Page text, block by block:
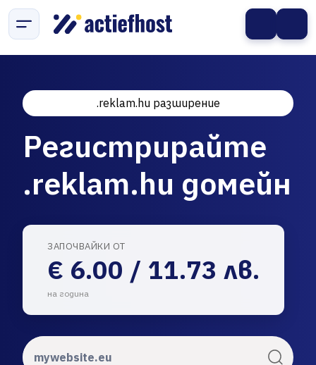
.reklam.hu разширение
Регистрирайте
.reklam.hu домейн
ЗАПОЧВАЙКИ ОТ
€ 6.00 / 11.73 лв.
на година